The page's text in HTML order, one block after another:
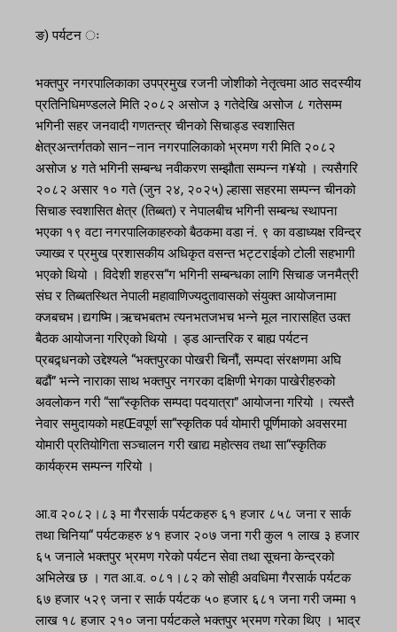
ङ) पर्यटन ः
भक्तपुर नगरपालिकाका उपप्रमुख रजनी जोशीको नेतृत्वमा आठ सदस्यीय
प्रतिनिधिमण्डलले मिति २०८२ असोज ३ गतेदेखि असोज ८ गतेसम्म
भगिनी सहर जनवादी गणतन्त्र चीनको सिचाड्ड स्वशासित
क्षेत्रअन्तर्गतको सान–नान नगरपालिकाको भ्रमण गरी मिति २०८२
असोज ४ गते भगिनी सम्बन्ध नवीकरण सम्झौता सम्पन्न ग¥यो । त्यसैगरि
२०८२ असार १० गते (जुन २४, २०२५) ल्हासा सहरमा सम्पन्न चीनको
सिचाङ स्वशासित क्षेत्र (तिब्बत) र नेपालबीच भगिनी सम्बन्ध स्थापना
भएका १९ वटा नगरपालिकाहरुको बैठकमा वडा नं. ९ का वडाध्यक्ष रविन्द्र
ज्याख्व र प्रमुख प्रशासकीय अधिकृत वसन्त भट्टराईको टोली सहभागी
भएको थियो । विदेशी शहरस“ग भगिनी सम्बन्धका लागि सिचाङ जनमैत्री
संघ र तिब्बतस्थित नेपाली महावाणिज्यदुतावासको संयुक्त आयोजनामा
क्जबचभ।द्यगष्मि।ऋचभबतभ त्यनभतजभच भन्ने मूल नारासहित उक्त
बैठक आयोजना गरिएको थियो । ड्ड आन्तरिक र बाह्य पर्यटन
प्रबद्र्धनको उद्देश्यले “भक्तपुरका पोखरी चिनौं, सम्पदा संरक्षणमा अघि
बढौं” भन्ने नाराका साथ भक्तपुर नगरका दक्षिणी भेगका पाखेरीहरुको
अवलोकन गरी “सा“स्कृतिक सम्पदा पदयात्रा” आयोजना गरियो । त्यस्तै
नेवार समुदायको महŒवपूर्ण सा“स्कृतिक पर्व योमारी पूर्णिमाको अवसरमा
योमारी प्रतियोगिता सञ्चालन गरी खाद्य महोत्सव तथा सा“स्कृतिक
कार्यक्रम सम्पन्न गरियो ।
आ.व २०८२।८३ मा गैरसार्क पर्यटकहरु ६१ हजार ८५८ जना र सार्क
तथा चिनिया“ पर्यटकहरु ४१ हजार २०७ जना गरी कुल १ लाख ३ हजार
६५ जनाले भक्तपुर भ्रमण गरेको पर्यटन सेवा तथा सूचना केन्द्रको
अभिलेख छ । गत आ.व. ०८१।८२ को सोही अवधिमा गैरसार्क पर्यटक
६७ हजार ५२९ जना र सार्क पर्यटक ५० हजार ६८१ जना गरी जम्मा १
लाख १८ हजार २१० जना पर्यटकले भक्तपुर भ्रमण गरेका थिए । भाद्र